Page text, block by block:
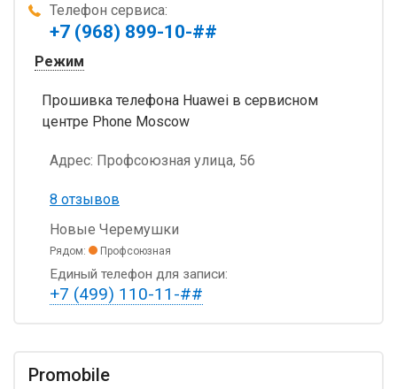
Телефон сервиса:
+7 (968) 899-10-##
Режим
Прошивка телефона Huawei в сервисном
центре Phone Moscow
Адрес: Профсоюзная улица, 56
8 отзывов
Новые Черемушки
Рядом: Профсоюзная
Единый телефон для записи:
+7 (499) 110-11-##
Promobile